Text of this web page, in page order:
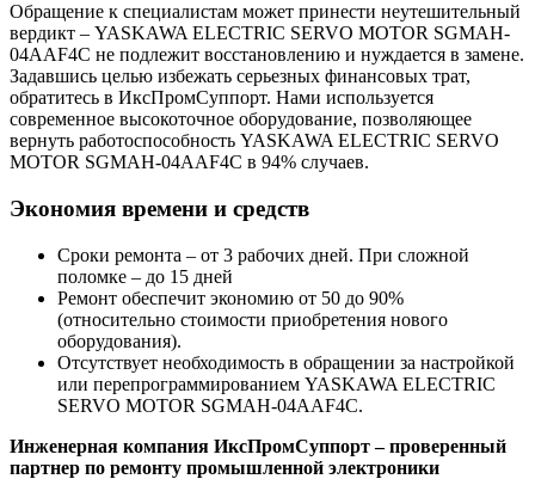
Обращение к специалистам может принести неутешительный
вердикт – YASKAWA ELECTRIC SERVO MOTOR SGMAH-
04AAF4C не подлежит восстановлению и нуждается в замене.
Задавшись целью избежать серьезных финансовых трат,
обратитесь в ИксПромСуппорт. Нами используется
современное высокоточное оборудование, позволяющее
вернуть работоспособность YASKAWA ELECTRIC SERVO
MOTOR SGMAH-04AAF4C в 94% случаев.
Экономия времени и средств
Сроки ремонта – от 3 рабочих дней. При сложной
поломке – до 15 дней
Ремонт обеспечит экономию от 50 до 90%
(относительно стоимости приобретения нового
оборудования).
Отсутствует необходимость в обращении за настройкой
или перепрограммированием YASKAWA ELECTRIC
SERVO MOTOR SGMAH-04AAF4C.
Инженерная компания ИксПромСуппорт – проверенный
партнер по ремонту промышленной электроники